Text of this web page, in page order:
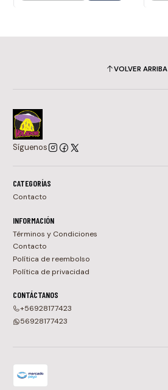
VOLVER ARRIBA
Síguenos
CATEGORÍAS
Contacto
INFORMACIÓN
Términos y Condiciones
Contacto
Política de reembolso
Política de privacidad
CONTÁCTANOS
+56928177423
56928177423